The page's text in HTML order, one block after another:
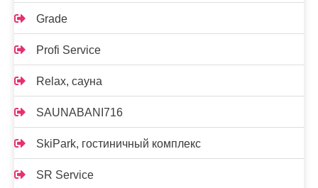
Grade
Profi Service
Relax, сауна
SAUNABANI716
SkiPark, гостиничный комплекс
SR Service